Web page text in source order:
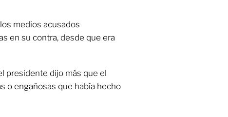
medios acusados
en su contra, desde que era
presidente dijo más que el
o engañosas que había hecho